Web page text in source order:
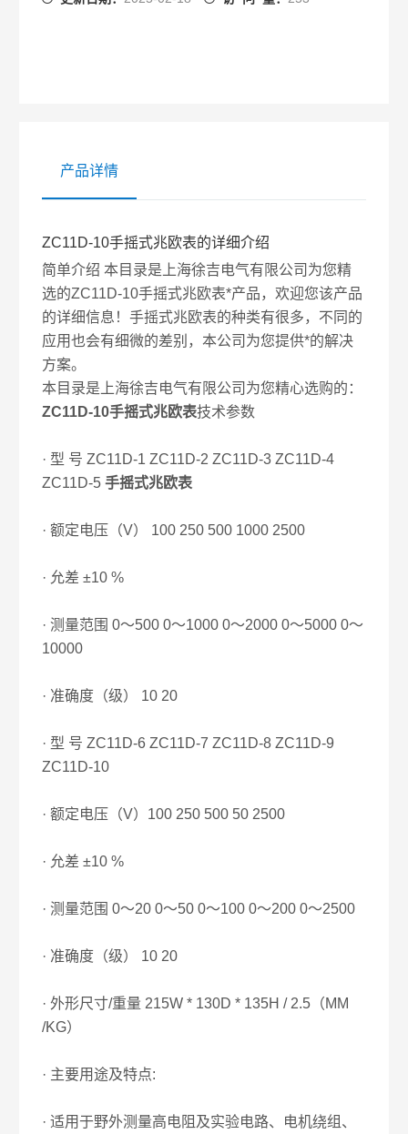
产品详情
ZC11D-10手摇式兆欧表的详细介绍
简单介绍 本目录是上海徐吉电气有限公司为您精
选的ZC11D-10手摇式兆欧表*产品，欢迎您该产品
的详细信息！手摇式兆欧表的种类有很多，不同的
应用也会有细微的差别，本公司为您提供*的解决
方案。
本目录是上海徐吉电气有限公司为您精心选购的：
ZC11D-10手摇式兆欧表技术参数
· 型 号 ZC11D-1 ZC11D-2 ZC11D-3 ZC11D-4
ZC11D-5手摇式兆欧表
· 额定电压（V） 100 250 500 1000 2500
· 允差 ±10 %
· 测量范围 0～500 0～1000 0～2000 0～5000 0～
10000
· 准确度（级） 10 20
· 型 号 ZC11D-6 ZC11D-7 ZC11D-8 ZC11D-9
ZC11D-10
· 额定电压（V）100 250 500 50 2500
· 允差 ±10 %
· 测量范围 0～20 0～50 0～100 0～200 0～2500
· 准确度（级） 10 20
· 外形尺寸/重量 215W * 130D * 135H / 2.5（MM
/KG）
· 主要用途及特点:
· 适用于野外测量高电阻及实验电路、电机绕组、